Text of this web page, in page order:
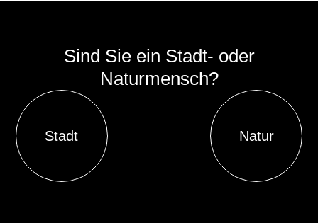
Sind Sie ein Stadt- oder
Naturmensch?
Stadt Natur